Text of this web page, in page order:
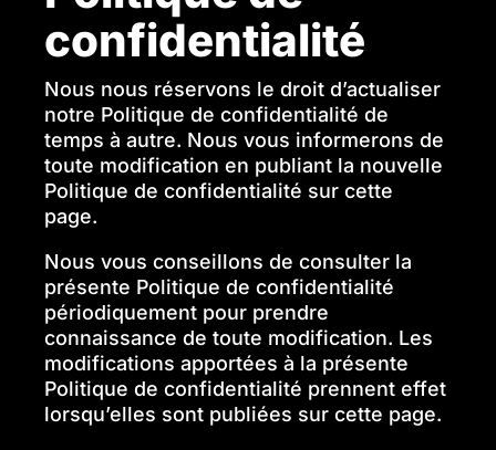
confidentialité
Nous nous réservons le droit d’actualiser
notre Politique de confidentialité de
temps à autre. Nous vous informerons de
toute modification en publiant la nouvelle
Politique de confidentialité sur cette
page.
Nous vous conseillons de consulter la
présente Politique de confidentialité
périodiquement pour prendre
connaissance de toute modification. Les
modifications apportées à la présente
Politique de confidentialité prennent effet
lorsqu’elles sont publiées sur cette page.